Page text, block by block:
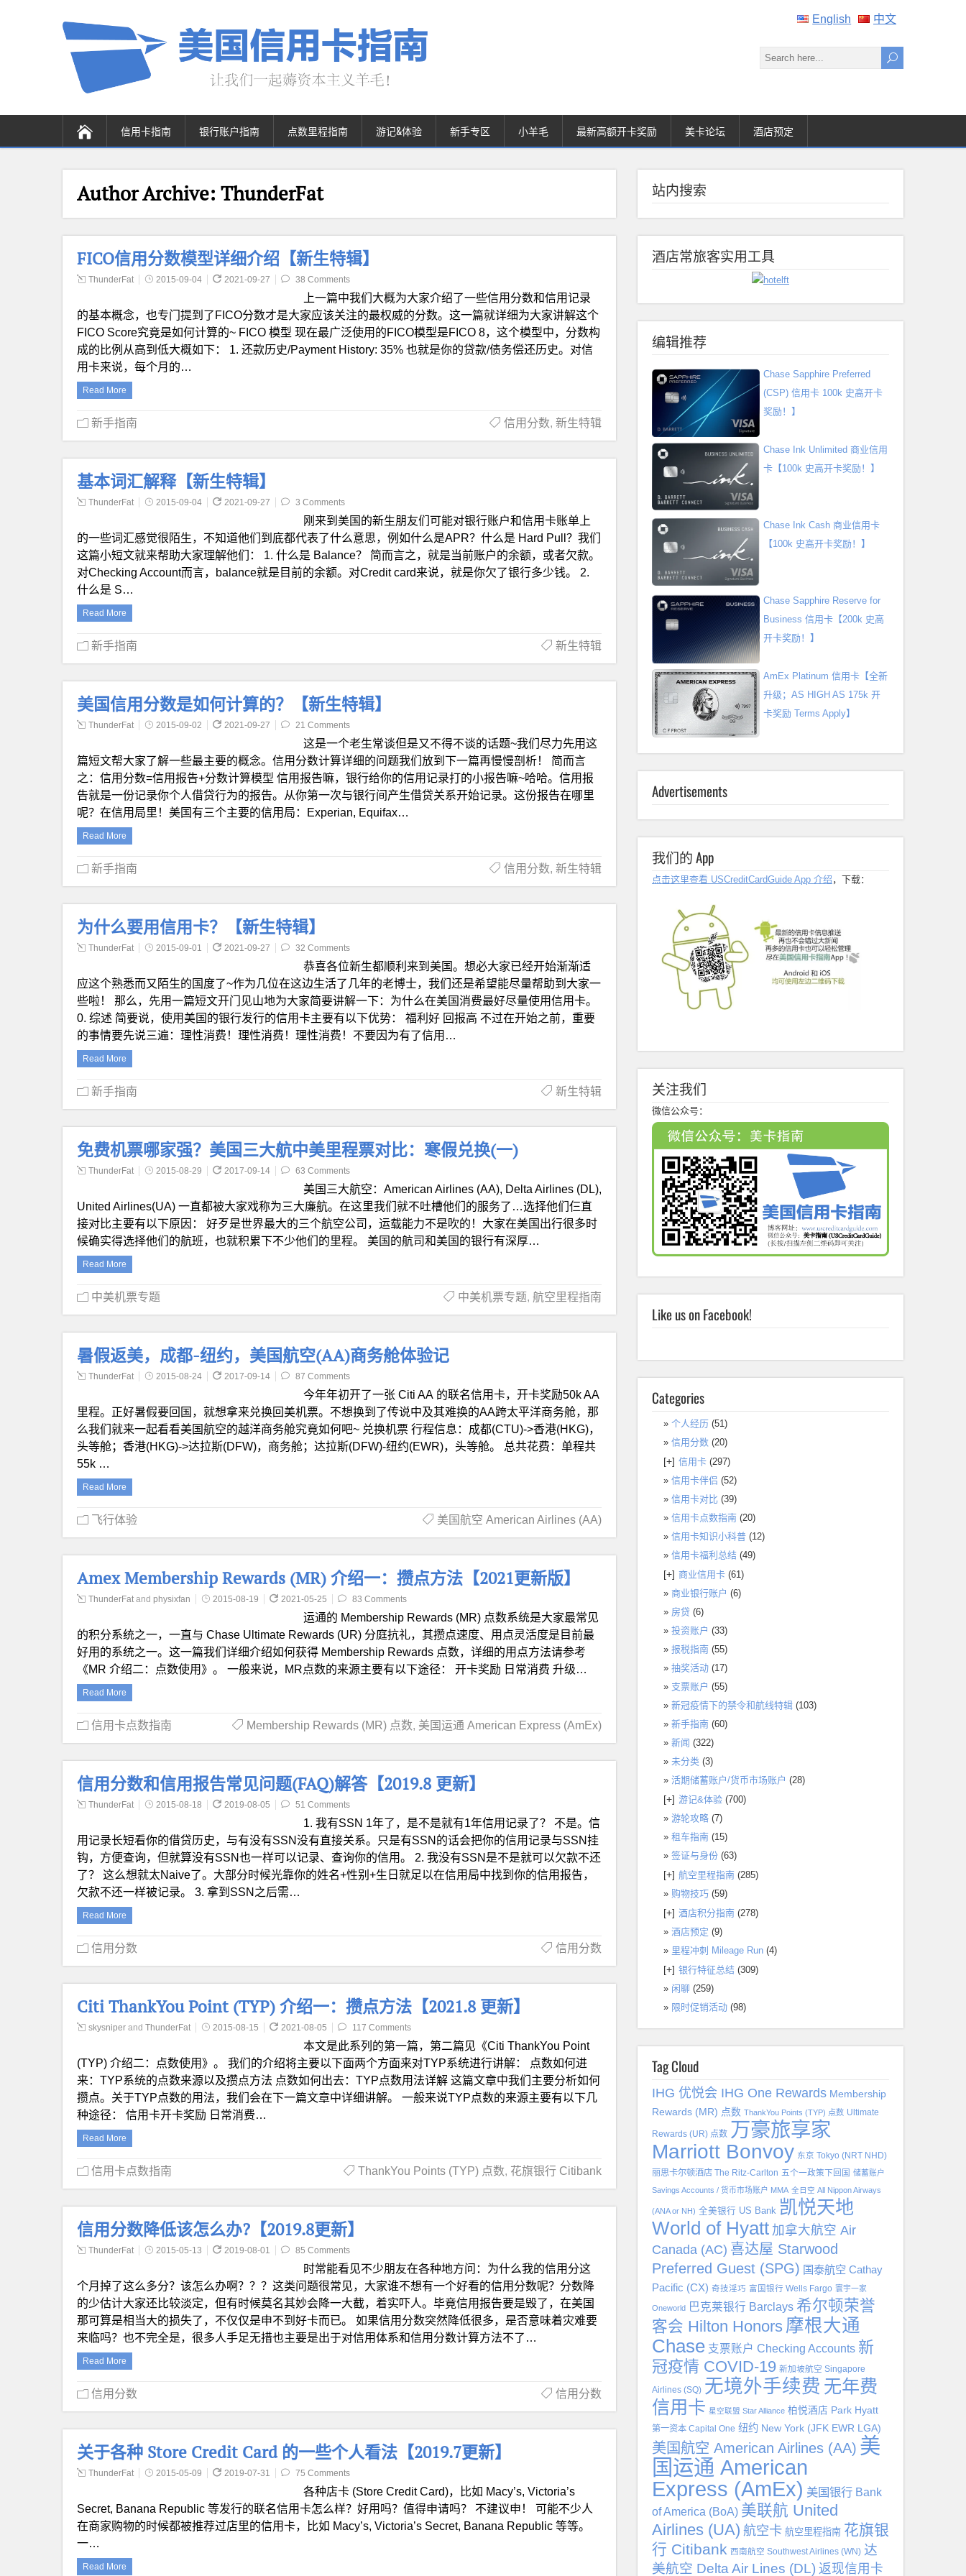
English 中文
信用卡指南 银行账户指南 点数里程指南 游记&体验 新手专区 小羊毛 最新高额开卡奖励 美卡论坛 酒店预定
Author Archive: ThunderFat
FICO信用分数模型详细介绍【新生特辑】
ThunderFat 2015-09-04 2021-09-27 38 Comments
上一篇中我们大概为大家介绍了一些信用分数和信用记录
的基本概念，也专门提到了FICO分数才是大家应该关注的最权威的分数。这一篇就详细为大家讲解这个
FICO Score究竟是如何计算的~ FICO 模型 现在最广泛使用的FICO模型是FICO 8，这个模型中，分数构
成的比例从高到低大概如下： 1. 还款历史/Payment History: 35% 也就是你的贷款/债务偿还历史。对信
用卡来说，每个月的…
Read More
新手指南 信用分数, 新生特辑
基本词汇解释【新生特辑】
ThunderFat 2015-09-04 2021-09-27 3 Comments
刚来到美国的新生朋友们可能对银行账户和信用卡账单上
的一些词汇感觉很陌生，不知道他们到底都代表了什么意思，例如什么是APR？什么是 Hard Pull？我们
这篇小短文就来帮助大家理解他们： 1. 什么是 Balance？ 简而言之，就是当前账户的余额，或者欠款。
对Checking Account而言，balance就是目前的余额。对Credit card来说，就是你欠了银行多少钱。 2.
什么是 S…
Read More
新手指南 新生特辑
美国信用分数是如何计算的？【新生特辑】
ThunderFat 2015-09-02 2021-09-27 21 Comments
这是一个老生常谈但是又不得不谈的话题~我们尽力先用这
篇短文帮大家了解一些最主要的概念。信用分数计算详细的问题我们放到下一篇再慢慢剖析！ 简而言
之：信用分数=信用报告+分数计算模型 信用报告嘛，银行给你的信用记录打的小报告嘛~哈哈。信用报
告就是一份记录你个人借贷行为的报告。从你第一次与银行间产生借贷关系开始记录。这份报告在哪里
呢？在信用局里！美国有三个主要的信用局：Experian, Equifax…
Read More
新手指南 信用分数, 新生特辑
为什么要用信用卡？【新生特辑】
ThunderFat 2015-09-01 2021-09-27 32 Comments
恭喜各位新生都顺利来到美国。想必大家已经开始渐渐适
应这个熟悉而又陌生的国度了~作为几位在这边生活了几年的老博士，我们还是希望能尽量帮助到大家一
些啦！ 那么，先用一篇短文开门见山地为大家简要讲解一下：为什么在美国消费最好尽量使用信用卡。
0. 综述 简要说，使用美国的银行发行的信用卡主要有以下优势： 福利好 回报高 不过在开始之前，重要
的事情要先说三遍：理性消费！理性消费！理性消费！不要因为有了信用…
Read More
新手指南 新生特辑
免费机票哪家强？美国三大航中美里程票对比：寒假兑换(一)
ThunderFat 2015-08-29 2017-09-14 63 Comments
美国三大航空：American Airlines (AA), Delta Airlines (DL),
United Airlines(UA) 一直都被大家戏称为三大廉航。在这里我们就不吐槽他们的服务了…选择他们仨直
接对比主要有以下原因： 好歹是世界最大的三个航空公司，运载能力不是吹的！大家在美国出行很多时
候确实得选择他们的航班，也就积累下不少他们的里程。 美国的航司和美国的银行有深厚…
Read More
中美机票专题 中美机票专题, 航空里程指南
暑假返美，成都-纽约，美国航空(AA)商务舱体验记
ThunderFat 2015-08-24 2017-09-14 87 Comments
今年年初开了一张 Citi AA 的联名信用卡，开卡奖励50k AA
里程。正好暑假要回国，就想拿来兑换回美机票。不想换到了传说中及其难换的AA跨太平洋商务舱，那
么我们就来一起看看美国航空的越洋商务舱究竟如何吧~ 兑换机票 行程信息：成都(CTU)->香港(HKG)，
头等舱；香港(HKG)->达拉斯(DFW)，商务舱；达拉斯(DFW)-纽约(EWR)，头等舱。 总共花费：单程共
55k …
Read More
飞行体验 美国航空 American Airlines (AA)
Amex Membership Rewards (MR) 介绍一：攒点方法【2021更新版】
ThunderFat and physixfan 2015-08-19 2021-05-25 83 Comments
运通的 Membership Rewards (MR) 点数系统是大家最常见
的积分系统之一，一直与 Chase Ultimate Rewards (UR) 分庭抗礼，其攒点速度、用点灵活度是目前最
好用的系统之一。这一篇我们详细介绍如何获得 Membership Rewards 点数，详细的用点方法请参考
《MR 介绍二：点数使用》。 一般来说，MR点数的来源主要有以下途径： 开卡奖励 日常消费 升级…
Read More
信用卡点数指南 Membership Rewards (MR) 点数, 美国运通 American Express (AmEx)
信用分数和信用报告常见问题(FAQ)解答【2019.8 更新】
ThunderFat 2015-08-18 2019-08-05 51 Comments
1. 我有SSN 1年了，是不是就有1年信用记录了？ 不是。信
用记录长短看你的借贷历史，与有没有SSN没有直接关系。只是有SSN的话会把你的信用记录与SSN挂
钩，方便查询，但就算没有SSN也一样可以记录、查询你的信用。 2. 我没有SSN是不是就可以欠款不还
了？ 这么想就太Naive了。大部分时候光靠你的姓名+性别+生日就足以在信用局中找到你的信用报告，
欠款不还一样被记录。 3. 拿到SSN之后需…
Read More
信用分数 信用分数
Citi ThankYou Point (TYP) 介绍一：攒点方法【2021.8 更新】
skysniper and ThunderFat 2015-08-15 2021-08-05 117 Comments
本文是此系列的第一篇，第二篇见《Citi ThankYou Point
(TYP) 介绍二：点数使用》。 我们的介绍将主要以下面两个方面来对TYP系统进行讲解： 点数如何进
来：TYP系统的点数来源以及攒点方法 点数如何出去：TYP点数用法详解 这篇文章中我们主要分析如何
攒点。关于TYP点数的用法，我们会在下一篇文章中详细讲解。 一般来说TYP点数的来源主要有以下几
种途径： 信用卡开卡奖励 日常消费…
Read More
信用卡点数指南 ThankYou Points (TYP) 点数, 花旗银行 Citibank
信用分数降低该怎么办?【2019.8更新】
ThunderFat 2015-05-13 2019-08-01 85 Comments
时常能看见不少朋友在各种地方问：为什么我的信用分这
个月掉了这么多分？该怎么办啊？？？这类问题很常见，大家谁不想有一个好看的信用分数呢？分数降
的少估计大家还比较淡定，但有时候莫名其妙会降一大截，着实吓人。毕竟信用报告要是毁了，在美国
那可算是相当大的损失了，不仅仅是申不到好卡而已。 如果信用分数突然降低很多，是否意味着灾难要
来临吗？也不完全是，很多人手足无措也主要是出于对信用体系和信用分数计算方法不了…
Read More
信用分数 信用分数
关于各种 Store Credit Card 的一些个人看法【2019.7更新】
ThunderFat 2015-05-09 2019-07-31 75 Comments
各种店卡 (Store Credit Card)，比如 Macy’s, Victoria’s
Secret, Banana Republic 等发行的联名信用卡怎么样？好用吗？值得申请吗？ 不建议申！ 可能不少人
在商家购物的时候都被推荐过店里的信用卡，比如 Macy’s, Victoria’s Secret, Banana Republic 等等。
一…
Read More
站内搜索
酒店常旅客实用工具
编辑推荐
Chase Sapphire Preferred
(CSP) 信用卡 100k 史高开卡
奖励！】
Chase Ink Unlimited 商业信用
卡【100k 史高开卡奖励！】
Chase Ink Cash 商业信用卡
【100k 史高开卡奖励！】
Chase Sapphire Reserve for
Business 信用卡【200k 史高
开卡奖励！】
AmEx Platinum 信用卡【全新
升级；AS HIGH AS 175k 开
卡奖励 Terms Apply】
Advertisements
我们的 App
点击这里查看 USCreditCardGuide App 介绍 ，下载：
关注我们
微信公众号：
Like us on Facebook!
Categories
个人经历 (51)
信用分数 (20)
[+] 信用卡 (297)
信用卡伴侣 (52)
信用卡对比 (39)
信用卡点数指南 (20)
信用卡知识小科普 (12)
信用卡福利总结 (49)
[+] 商业信用卡 (61)
商业银行账户 (6)
房贷 (6)
投资账户 (33)
报税指南 (55)
抽奖活动 (17)
支票账户 (55)
新冠疫情下的禁令和航线特辑 (103)
新手指南 (60)
新闻 (322)
未分类 (3)
活期储蓄账户/货币市场账户 (28)
[+] 游记&体验 (700)
游轮攻略 (7)
租车指南 (15)
签证与身份 (63)
[+] 航空里程指南 (285)
购物技巧 (59)
[+] 酒店积分指南 (278)
酒店预定 (9)
里程冲刺 Mileage Run (4)
[+] 银行特征总结 (309)
闲聊 (259)
限时促销活动 (98)
Tag Cloud
IHG 优悦会 IHG One Rewards Membership
Rewards (MR) 点数 ThankYou Points (TYP) 点数 Ultimate
Rewards (UR) 点数 万豪旅享家
Marriott Bonvoy 东京 Tokyo (NRT NHD)
丽思卡尔顿酒店 The Ritz-Carlton 五个一政策下回国 储蓄账户
Savings Accounts / 货币市场账户 MMA 全日空 All Nippon Airways
(ANA or NH) 全美银行 US Bank 凯悦天地
World of Hyatt 加拿大航空 Air
Canada (AC) 喜达屋 Starwood
Preferred Guest (SPG) 国泰航空 Cathay
Pacific (CX) 奇技淫巧 富国银行 Wells Fargo 寰宇一家
Oneworld 巴克莱银行 Barclays 希尔顿荣誉
客会 Hilton Honors 摩根大通
Chase 支票账户 Checking Accounts 新
冠疫情 COVID-19 新加坡航空 Singapore
Airlines (SQ) 无境外手续费 无年费
信用卡 星空联盟 Star Alliance 柏悦酒店 Park Hyatt
第一资本 Capital One 纽约 New York (JFK EWR LGA)
美国航空 American Airlines (AA) 美
国运通 American
Express (AmEx) 美国银行 Bank
of America (BoA) 美联航 United
Airlines (UA) 航空卡 航空里程指南 花旗银
行 Citibank 西南航空 Southwest Airlines (WN) 达
美航空 Delta Air Lines (DL) 返现信用卡